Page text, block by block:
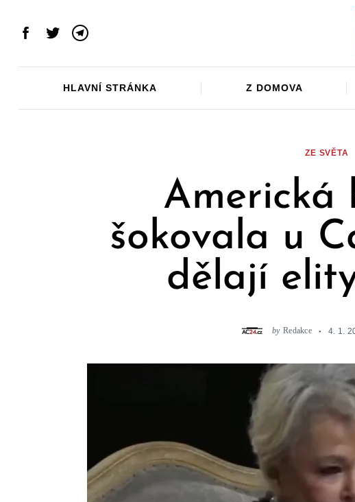
Facebook
TwitterTelegram
HLAVNÍ STRÁNKA Z DOMOVA
ZE SVĚTA
Americká
šokovala u
dělají
by Redakce 4. 1.